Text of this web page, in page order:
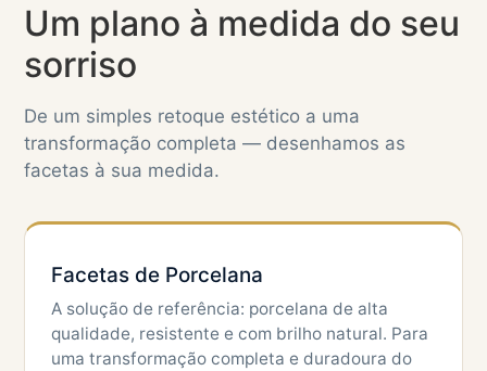
Um plano à medida do seu
sorriso
De um simples retoque estético a uma
transformação completa — desenhamos as
facetas à sua medida.
Facetas de Porcelana
A solução de referência: porcelana de alta
qualidade, resistente e com brilho natural. Para
uma transformação completa e duradoura do